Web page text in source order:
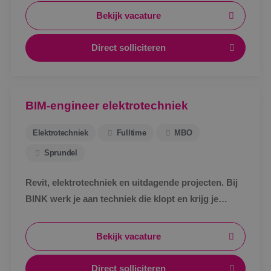
Bekijk vacature
Direct solliciteren
BIM-engineer elektrotechniek
Elektrotechniek Fulltime MBO
Sprundel
Revit, elektrotechniek en uitdagende projecten. Bij
BINK werk je aan techniek die klopt en krijg je
Bekijk vacature
Direct solliciteren